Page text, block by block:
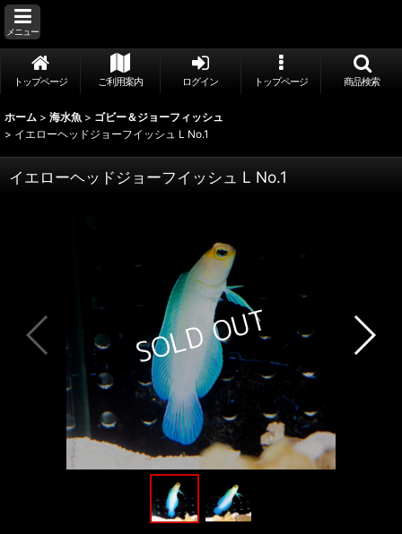
メニュー
トップページ ご利用案内 ログイン トップページ 商品検索
ホーム > 海水魚 > ゴビー＆ジョーフィッシュ
> イエローヘッドジョーフイッシュ L No.1
イエローヘッドジョーフイッシュ L No.1